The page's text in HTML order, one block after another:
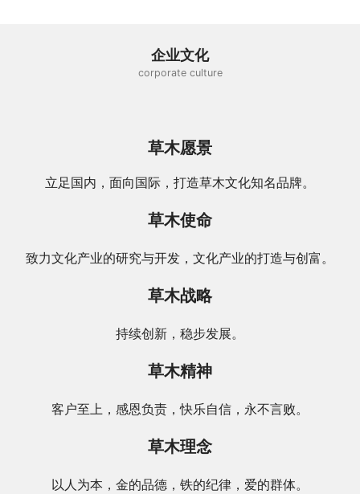
企业文化
corporate culture
草木愿景
立足国内，面向国际，打造草木文化知名品牌。
草木使命
致力文化产业的研究与开发，文化产业的打造与创富。
草木战略
持续创新，稳步发展。
草木精神
客户至上，感恩负责，快乐自信，永不言败。
草木理念
以人为本，金的品德，铁的纪律，爱的群体。